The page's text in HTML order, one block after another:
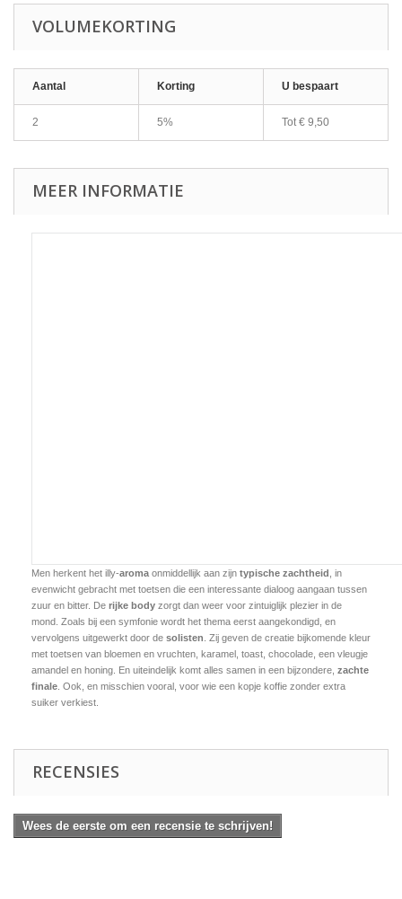
VOLUMEKORTING
Aantal Korting U bespaart
2 5% Tot€ 9,50
MEER INFORMATIE
Men herkent het illy-aroma onmiddellijk aan zijn typische zachtheid
, in
evenwicht gebracht met toetsen die een interessante dialoog aangaan tussen
zuur en bitter. De rijke body zorgt dan weer voor zintuiglijk plezier in de
mond. Zoals bij een symfonie wordt het thema eerst aangekondigd, en
vervolgens uitgewerkt door de solisten . Zij geven de creatie bijkomende kleur
met toetsen van bloemen en vruchten, karamel, toast, chocolade, een vleugje
amandel en honing. En uiteindelijk komt alles samen in een bijzondere, zachte
finale . Ook, en misschien vooral, voor wie een kopje koffie zonder extra
suiker verkiest.
RECENSIES
Wees de eerste om een recensie te schrijven!